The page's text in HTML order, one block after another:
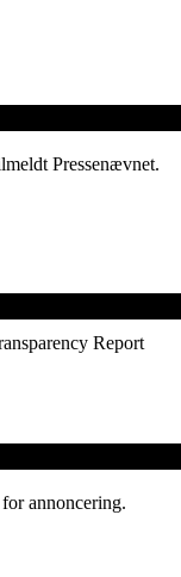
Pressenævnet.
Report
annoncering.